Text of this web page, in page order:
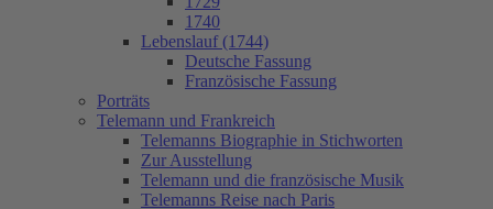
1740
Lebenslauf (1744)
Deutsche Fassung
Französische Fassung
Porträts
Telemann und Frankreich
Telemanns Biographie in Stichworten
Zur Ausstellung
Telemann und die französische Musik
Telemanns Reise nach Paris